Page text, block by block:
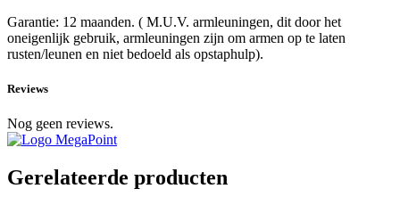
Garantie: 12 maanden. ( M.U.V. armleuningen, dit door het
oneigenlijk gebruik, armleuningen zijn om armen op te laten
rusten/leunen en niet bedoeld als opstaphulp).
Reviews
Nog geen reviews.
Gerelateerde producten